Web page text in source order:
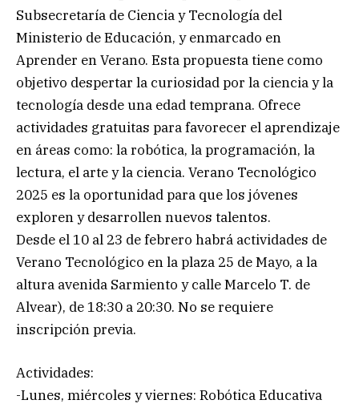
Subsecretaría de Ciencia y Tecnología del
Ministerio de Educación, y enmarcado en
Aprender en Verano. Esta propuesta tiene como
objetivo despertar la curiosidad por la ciencia y la
tecnología desde una edad temprana. Ofrece
actividades gratuitas para favorecer el aprendizaje
en áreas como: la robótica, la programación, la
lectura, el arte y la ciencia. Verano Tecnológico
2025 es la oportunidad para que los jóvenes
exploren y desarrollen nuevos talentos.
Desde el 10 al 23 de febrero habrá actividades de
Verano Tecnológico en la plaza 25 de Mayo, a la
altura avenida Sarmiento y calle Marcelo T. de
Alvear), de 18:30 a 20:30. No se requiere
inscripción previa.
Actividades:
-Lunes, miércoles y viernes: Robótica Educativa